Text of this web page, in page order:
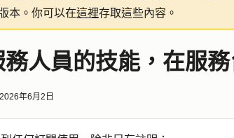
本。你可以在這裡存取這些內容。
人員的技能，在服
2026年6月2日